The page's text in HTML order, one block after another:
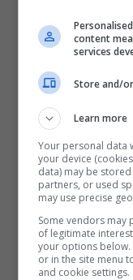
content
services
Store and/
Learn more
Your personal data
your device
data) may be
partners, or used
may use precise
Some vendors may
of legitimate
your options
or in the site menu
and cookie settings.